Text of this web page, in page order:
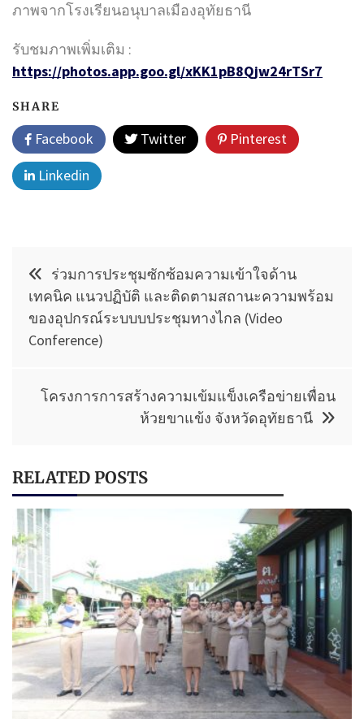
ภาพจากโรงเรียนอนุบาลเมืองอุทัยธานี
รับชมภาพเพิ่มเติม :
https://photos.app.goo.gl/xKK1pB8Qjw24rTSr7
SHARE
Facebook Twitter
Pinterest
Linkedin
แนะแนว
เรื่อง
ร่วมการประชุมซักซ้อมความเข้าใจด้าน
เทคนิค แนวปฏิบัติ และติดตามสถานะความพร้อม
ของอุปกรณ์ระบบบประชุมทางไกล (Video
Conference)
โครงการการสร้างความเข้มแข็งเครือข่ายเพื่อน
ห้วยขาแข้ง จังหวัดอุทัยธานี
RELATED POSTS